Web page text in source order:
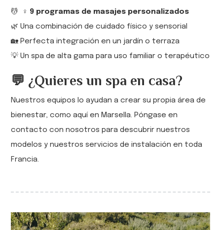
💆 ‍ ♀️ 9 programas de masajes personalizados
🌿 Una combinación de cuidado físico y sensorial
🏡 Perfecta integración en un jardín o terraza
💡 Un spa de alta gama para uso familiar o terapéutico
💬 ¿Quieres un spa en casa?
Nuestros equipos lo ayudan a crear su propia área de
bienestar, como aquí en Marsella. Póngase en
contacto con nosotros para descubrir nuestros
modelos y nuestros servicios de instalación en toda
Francia.